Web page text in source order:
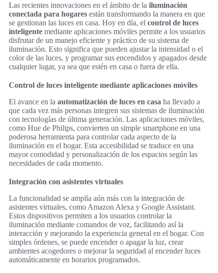
Las recientes innovaciones en el ámbito de la iluminación
conectada para hogares están transformando la manera en que
se gestionan las luces en casa. Hoy en día, el control de luces
inteligente mediante aplicaciones móviles permite a los usuarios
disfrutar de un manejo eficiente y práctico de su sistema de
iluminación. Esto significa que pueden ajustar la intensidad o el
color de las luces, y programar sus encendidos y apagados desde
cualquier lugar, ya sea que estén en casa o fuera de ella.
Control de luces inteligente mediante aplicaciones móviles
El avance en la automatización de luces en casa ha llevado a
que cada vez más personas integren sus sistemas de iluminación
con tecnologías de última generación. Las aplicaciones móviles,
como Hue de Philips, convierten un simple smartphone en una
poderosa herramienta para controlar cada aspecto de la
iluminación en el hogar. Esta accesibilidad se traduce en una
mayor comodidad y personalización de los espacios según las
necesidades de cada momento.
Integración con asistentes virtuales
La funcionalidad se amplía aún más con la integración de
asistentes virtuales, como Amazon Alexa y Google Assistant.
Estos dispositivos permiten a los usuarios controlar la
iluminación mediante comandos de voz, facilitando así la
interacción y mejorando la experiencia general en el hogar. Con
simples órdenes, se puede encender o apagar la luz, crear
ambientes acogedores o mejorar la seguridad al encender luces
automáticamente en horarios programados.